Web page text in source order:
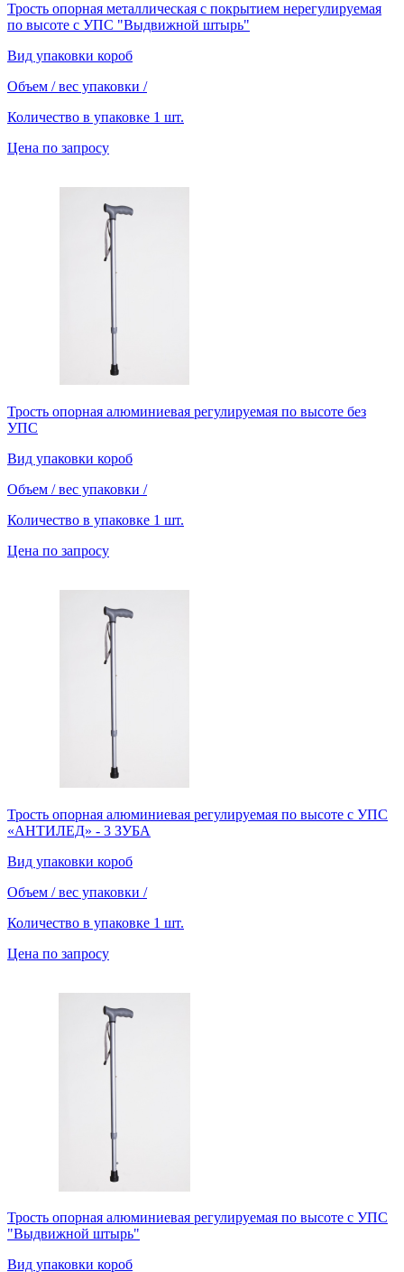
Трость опорная металлическая c покрытием нерегулируемая
по высоте с УПС "Выдвижной штырь"
Вид упаковки короб
Объем / вес упаковки /
Количество в упаковке 1 шт.
Цена по запросу
Трость опорная алюминиевая регулируемая по высоте без
УПС
Вид упаковки короб
Объем / вес упаковки /
Количество в упаковке 1 шт.
Цена по запросу
Трость опорная алюминиевая регулируемая по высоте с УПС
«АНТИЛЕД» - 3 ЗУБА
Вид упаковки короб
Объем / вес упаковки /
Количество в упаковке 1 шт.
Цена по запросу
Трость опорная алюминиевая регулируемая по высоте с УПС
"Выдвижной штырь"
Вид упаковки короб